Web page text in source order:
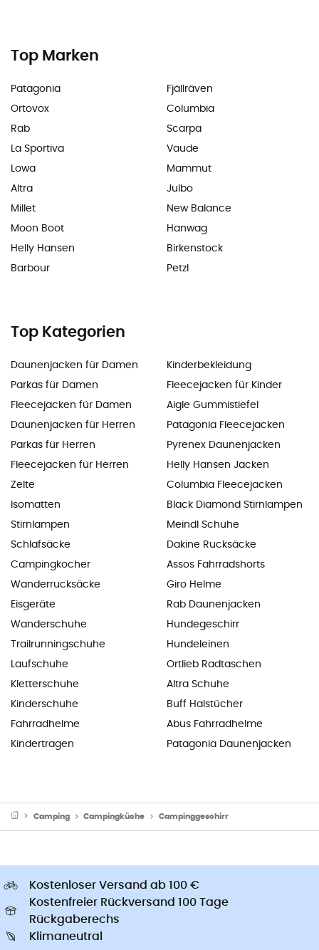
Top Marken
Patagonia
Ortovox
Rab
La Sportiva
Lowa
Altra
Millet
Moon Boot
Helly Hansen
Barbour
Fjällräven
Columbia
Scarpa
Vaude
Mammut
Julbo
New Balance
Hanwag
Birkenstock
Petzl
Top Kategorien
Daunenjacken für Damen
Parkas für Damen
Fleecejacken für Damen
Daunenjacken für Herren
Parkas für Herren
Fleecejacken für Herren
Zelte
Isomatten
Stirnlampen
Schlafsäcke
Campingkocher
Wanderrucksäcke
Eisgeräte
Wanderschuhe
Trailrunningschuhe
Laufschuhe
Kletterschuhe
Kinderschuhe
Fahrradhelme
Kindertragen
Kinderbekleidung
Fleecejacken für Kinder
Aigle Gummistiefel
Patagonia Fleecejacken
Pyrenex Daunenjacken
Helly Hansen Jacken
Columbia Fleecejacken
Black Diamond Stirnlampen
Meindl Schuhe
Dakine Rucksäcke
Assos Fahrradshorts
Giro Helme
Rab Daunenjacken
Hundegeschirr
Hundeleinen
Ortlieb Radtaschen
Altra Schuhe
Buff Halstücher
Abus Fahrradhelme
Patagonia Daunenjacken
Camping Campingküche Campinggeschirr
Kostenloser Versand ab 100 €
Kostenfreier Rückversand 100 Tage
Rückgaberechs
Klimaneutral